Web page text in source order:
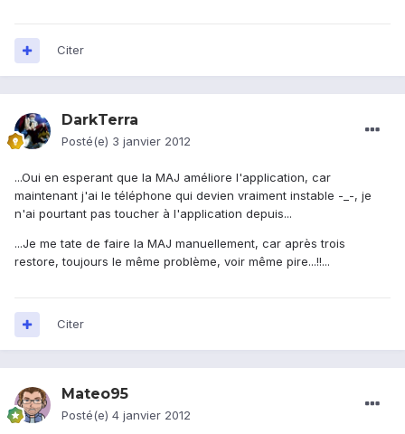
Citer
DarkTerra
Posté(e) 3 janvier 2012
...Oui en esperant que la MAJ améliore l'application, car
maintenant j'ai le téléphone qui devien vraiment instable -_-, je
n'ai pourtant pas toucher à l'application depuis...
...Je me tate de faire la MAJ manuellement, car après trois
restore, toujours le même problème, voir même pire...!!...
Citer
Mateo95
Posté(e) 4 janvier 2012